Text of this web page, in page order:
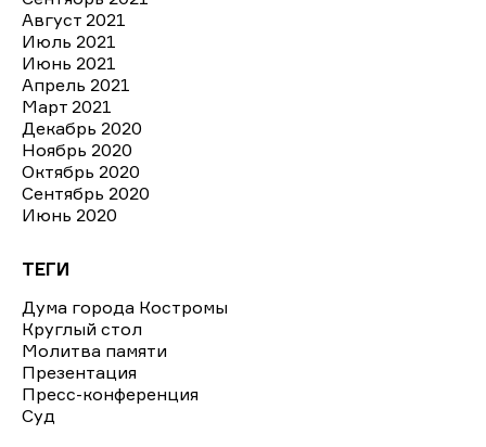
Август 2021
Июль 2021
Июнь 2021
Апрель 2021
Март 2021
Декабрь 2020
Ноябрь 2020
Октябрь 2020
Сентябрь 2020
Июнь 2020
ТЕГИ
Дума города Костромы
Круглый стол
Молитва памяти
Презентация
Пресс-конференция
Суд